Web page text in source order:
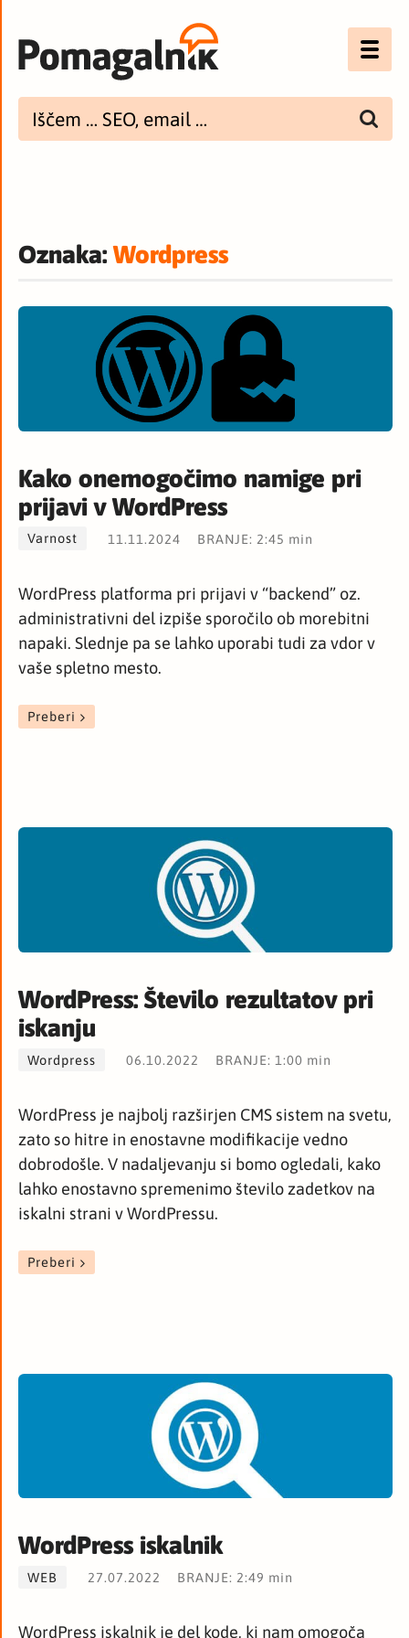
UX
Imenik
Oznaka:Wordpress
Kako onemogočimo namige pri
prijavi v WordPress
Varnost 11.11.2024 BRANJE: 2:45 min
WordPress platforma pri prijavi v “backend” oz.
administrativni del izpiše sporočilo ob morebitni
napaki. Slednje pa se lahko uporabi tudi za vdor v
vaše spletno mesto.
Preberi
WordPress: Število rezultatov pri
iskanju
Wordpress 06.10.2022 BRANJE: 1:00 min
WordPress je najbolj razširjen CMS sistem na svetu,
zato so hitre in enostavne modifikacije vedno
dobrodošle. V nadaljevanju si bomo ogledali, kako
lahko enostavno spremenimo število zadetkov na
iskalni strani v WordPressu.
Preberi
WordPress iskalnik
WEB 27.07.2022 BRANJE: 2:49 min
WordPress iskalnik je del kode, ki nam omogoča